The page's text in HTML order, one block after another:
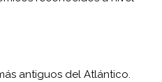
antiguos del Atlántico.